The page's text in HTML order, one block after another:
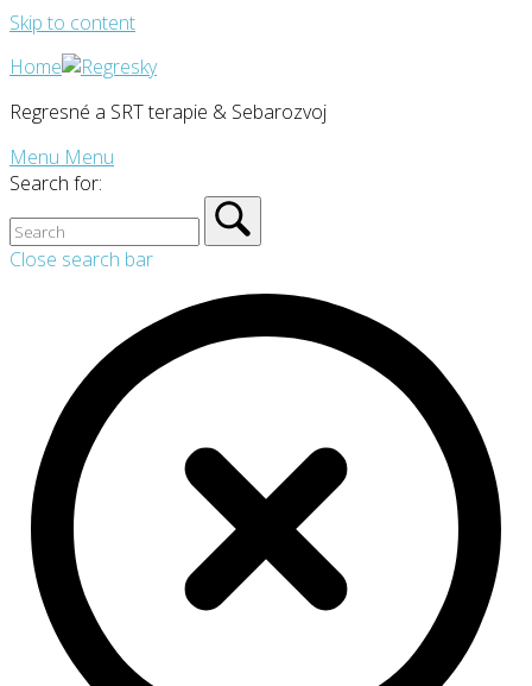
Skip to content
Home
Regresné a SRT terapie & Sebarozvoj
Menu Menu
Search for:
Close search bar